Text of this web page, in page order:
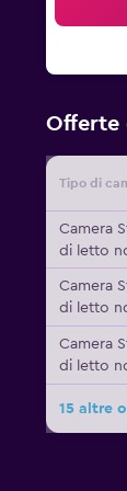
Offerte
Tipo di
Camera
di letto
Camera
di letto
Camera
di letto
15 altre